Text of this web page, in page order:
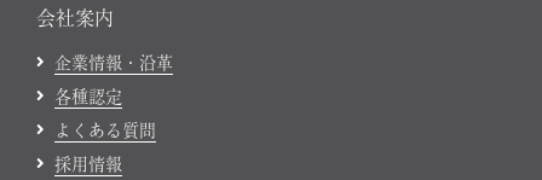
会社案内
企業情報・沿革
各種認定
よくある質問
採用情報